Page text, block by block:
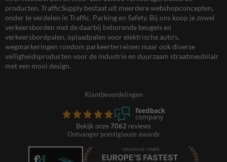
producten. TrafficSupply bestaat uit meerdere webshopconcepten,
onder te verdelen in Traffic, Parking en Safety. Bij ons koop je zowel
verkeersborden met de daarbij behorende beugels en
verkeersbordpalen, oplaadpalen voor elektrische auto’s,
wegmarkeringen rondom parkeerterreinen maar ook diverse
veiligheidsproducten voor de industrie en duurzaam straatmeubilair
met een mooi design.
Klantbeoordelingen
Bekijk onze 7062 reviews
Ontvanger prestigieuze awards